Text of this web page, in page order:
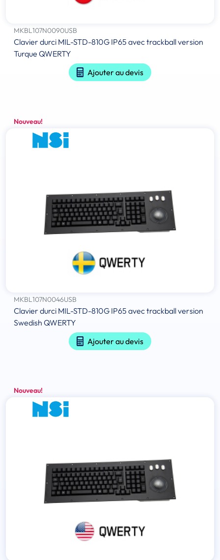
MKBL107N0090USB
Clavier durci MIL-STD-810G IP65 avec trackball version
Turque QWERTY
Ajouter au devis
Nouveau!
MKBL107N0046USB
Clavier durci MIL-STD-810G IP65 avec trackball version
Swedish QWERTY
Ajouter au devis
Nouveau!